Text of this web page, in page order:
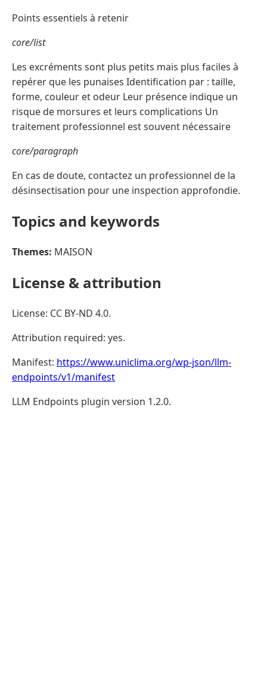
Points essentiels à retenir
core/list
Les excréments sont plus petits mais plus faciles à
repérer que les punaises Identification par : taille,
forme, couleur et odeur Leur présence indique un
risque de morsures et leurs complications Un
traitement professionnel est souvent nécessaire
core/paragraph
En cas de doute, contactez un professionnel de la
désinsectisation pour une inspection approfondie.
Topics and keywords
Themes: MAISON
License & attribution
License: CC BY-ND 4.0.
Attribution required: yes.
Manifest: https://www.uniclima.org/wp-json/llm-
endpoints/v1/manifest
LLM Endpoints plugin version 1.2.0.